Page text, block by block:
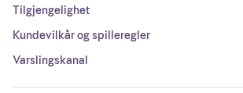
Tilgjengelighet
Kundevilkår og spilleregler
Varslingskanal